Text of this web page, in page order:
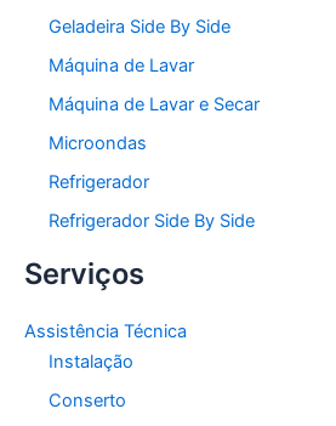
Geladeira Side By Side
Máquina de Lavar
Máquina de Lavar e Secar
Microondas
Refrigerador
Refrigerador Side By Side
Serviços
Assistência Técnica
Instalação
Conserto